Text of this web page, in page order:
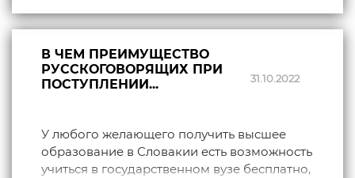
В ЧЕМ ПРЕИМУЩЕСТВО
РУССКОГОВОРЯЩИХ ПРИ
ПОСТУПЛЕНИИ...
31.10.2022
У любого желающего получить высшее
образование в Словакии есть возможность
учиться в государственном вузе бесплатно,